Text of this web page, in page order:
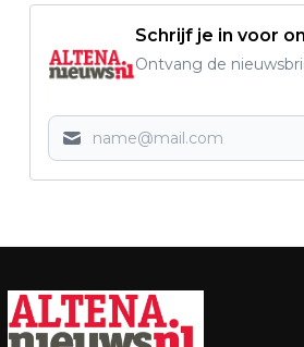
Schrijf je in voor
Ontvang de
JONGERENWERKERS
VEILIGHEIDSPAKKET